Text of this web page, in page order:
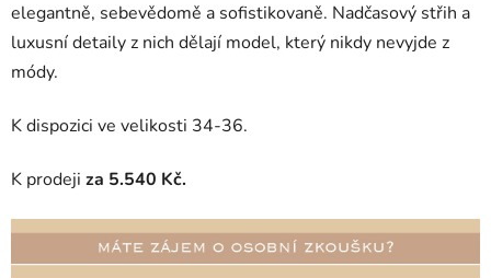
elegantně, sebevědomě a sofistikovaně. Nadčasový střih a
luxusní detaily z nich dělají model, který nikdy nevyjde z
módy.
K dispozici ve velikosti 34-36.
K prodeji za 5.540 Kč.